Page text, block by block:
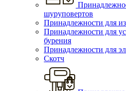
шуруповертов
Принадлежности для
Принадлежности для
бурения
Принадлежности для
Скотч